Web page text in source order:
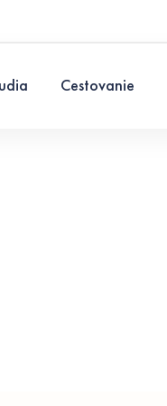
Cestovanie